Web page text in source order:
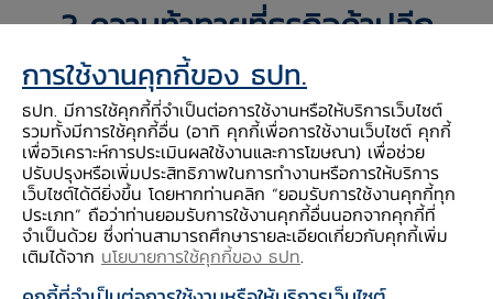
3 ความท้าทายที่ธุรกิจค้าปลีก
ภาคใต้ต้องเผชิญ
1. การแข่งขันรุนแรงขึ้น
61% ของส่วนแบ่งตลาดค้าปลีกไทยในปัจจุบันมา
จากผู้ประกอบการค้าปลีกส่วนกลาง (Modern
Trade)ที่เพิ่มขึ้นจากก่อนโควิด (ปี 62) ถึง 5%
เนื่องจากผู้ประกอบการค้าปลีกส่วนกลางขยายสาขา
การใช้งานคุกกี้ของ ธปท.
ธปท. มีการใช้คุกกี้ที่จำเป็นต่อการใช้งานหรือให้บริการเว็บไซต์
รวมทั้งมีการใช้คุกกี้อื่น (อาทิ คุกกี้เพื่อการใช้งานเว็บไซต์ คุกกี้
เพื่อวิเคราะห์การประเมินผลใช้งานและการโฆษณา) เพื่อช่วย
ปรับปรุงหรือเพิ่มประสิทธิภาพในการทำงานหรือการให้บริการ
เว็บไซต์ได้ดียิ่งขึ้น โดยหากท่านคลิก “ยอมรับการใช้งานคุกกี้ทุก
ประเภท” ถือว่าท่านยอมรับการใช้งานคุกกี้อื่นนอกจากคุกกี้ที่
จำเป็นด้วย ซึ่งท่านสามารถศึกษารายละเอียดเกี่ยวกับคุกกี้เพิ่ม
เติมได้จาก นโยบายการใช้คุกกี้ของ ธปท.